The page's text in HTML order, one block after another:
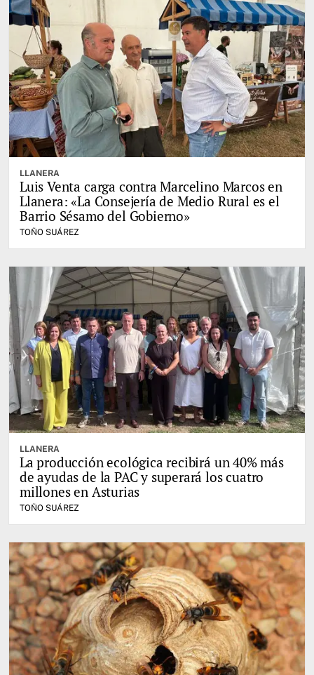
LLANERA
Luis Venta carga contra Marcelino Marcos en
Llanera: «La Consejería de Medio Rural es el
Barrio Sésamo del Gobierno»
TOÑO SUÁREZ
LLANERA
La producción ecológica recibirá un 40% más
de ayudas de la PAC y superará los cuatro
millones en Asturias
TOÑO SUÁREZ